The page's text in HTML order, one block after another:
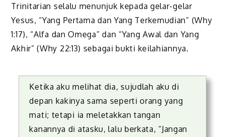
Trinitarian selalu menunjuk kepada gelar-gelar
Yesus, “Yang Pertama dan Yang Terkemudian” (Why
1:17), “Alfa dan Omega” dan “Yang Awal dan Yang
Akhir” (Why 22:13) sebagai bukti keilahiannya.
Ketika aku melihat dia, sujudlah aku di
depan kakinya sama seperti orang yang
mati; tetapi ia meletakkan tangan
kanannya di atasku, lalu berkata, “Jangan